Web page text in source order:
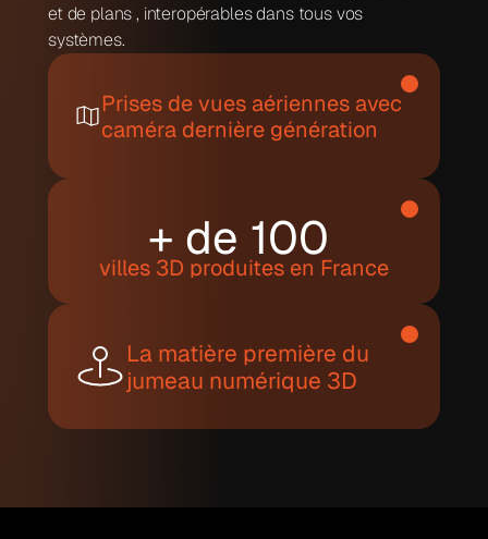
et de plans , interopérables dans tous vos
systèmes.
Prises de vues aériennes avec
caméra dernière génération
+ de 100
villes 3D produites en France
La matière première du
jumeau numérique 3D